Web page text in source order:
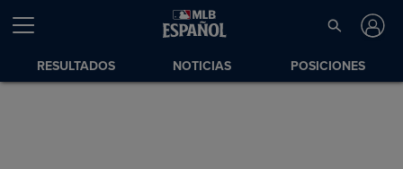
RESULTADOS NOTICIAS POSICIONES